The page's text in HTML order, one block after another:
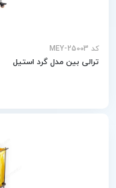
کد MEY-25003
ترالی بین مدل گرد استیل